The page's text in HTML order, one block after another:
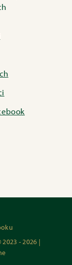
- 2026 |